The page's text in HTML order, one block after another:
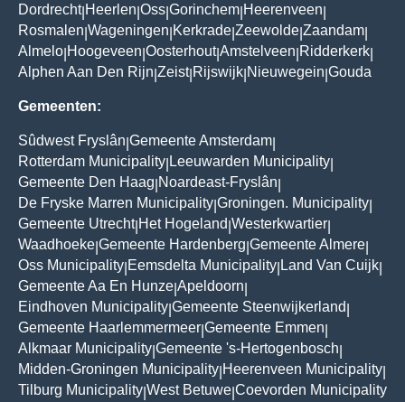
Dordrecht| Heerlen Oss Gorinchem Heerenveen
Rosmalen Wageningen Kerkrade Zeewolde Zaandam
Almelo Hoogeveen Oosterhout|Amstelveen Ridderkerk
Alphen Aan Den Rijn Zeist| Rijswijk Nieuwegein Gouda
Gemeenten:
Sûdwest Fryslân Gemeente Amsterdam
Rotterdam Municipality Leeuwarden Municipality
Gemeente Den Haag Noardeast-Fryslân
De Fryske Marren Municipality Groningen. Municipality
Gemeente Utrecht| Het Hogeland Westerkwartier
Waadhoeke Gemeente Hardenberg Gemeente Almere
Oss Municipality Eemsdelta Municipality Land Van Cuijk
Gemeente Aa En Hunze Apeldoorn
Eindhoven Municipality Gemeente Steenwijkerland
Gemeente Haarlemmermeer Gemeente Emmen
Alkmaar Municipality Gemeente 's-Hertogenbosch
Midden-Groningen Municipality Heerenveen Municipality
Tilburg Municipality West Betuwe Coevorden Municipality